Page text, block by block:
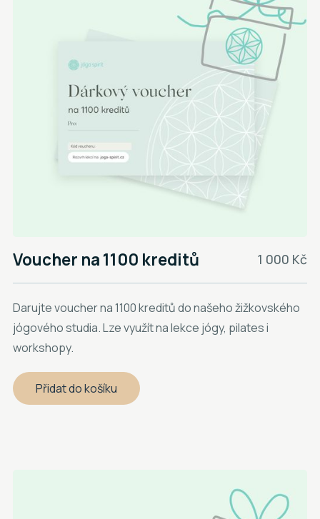
Voucher na 1100 kreditů 1 000 Kč
Darujte voucher na 1100 kreditů do našeho žižkovského
jógového studia. Lze využít na lekce jógy, pilates i
workshopy.